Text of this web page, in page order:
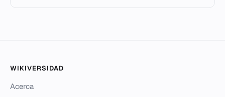
WIKIVERSIDAD
Acerca